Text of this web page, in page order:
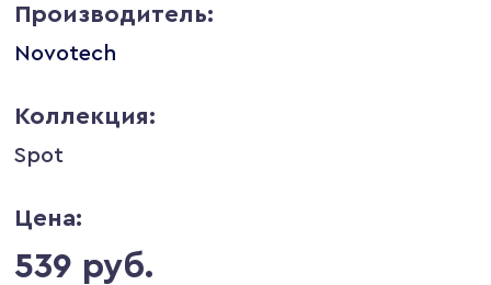
Производитель:
Novotech
Коллекция:
Spot
Цена:
539 руб.